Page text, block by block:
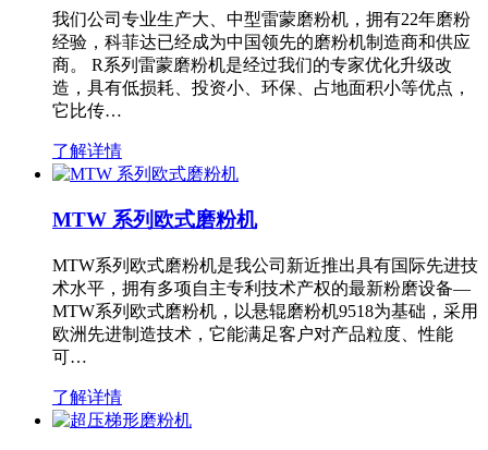
我们公司专业生产大、中型雷蒙磨粉机，拥有22年磨粉
经验，科菲达已经成为中国领先的磨粉机制造商和供应
商。 R系列雷蒙磨粉机是经过我们的专家优化升级改
造，具有低损耗、投资小、环保、占地面积小等优点，
它比传…
了解详情
MTW 系列欧式磨粉机
MTW系列欧式磨粉机是我公司新近推出具有国际先进技
术水平，拥有多项自主专利技术产权的最新粉磨设备—
MTW系列欧式磨粉机，以悬辊磨粉机9518为基础，采用
欧洲先进制造技术，它能满足客户对产品粒度、性能
可…
了解详情